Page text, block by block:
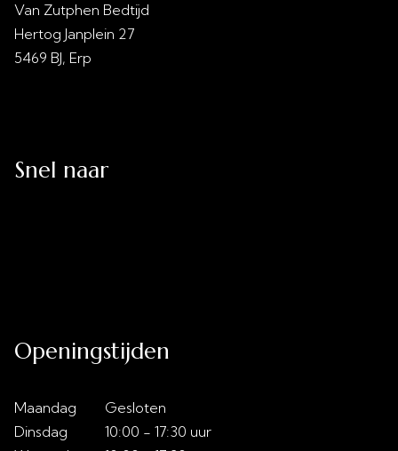
Van Zutphen Bedtijd
Hertog Janplein 27
5469 BJ, Erp
Snel naar
Openingstijden
Maandag
Dinsdag
Gesloten
10:00 - 17:30 uur